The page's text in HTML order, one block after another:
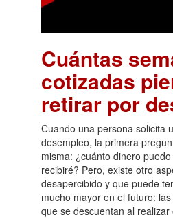
Cuántas
cotizadas
retirar por
Cuando una persona solicita
desempleo, la primera
misma: ¿cuánto dinero
recibiré? Pero, existe otro
desapercibido y que puede
mucho mayor en el futuro:
que se descuentan al realizar